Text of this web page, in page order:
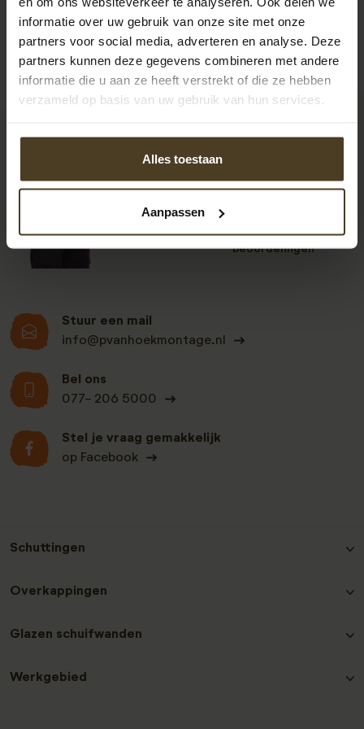
informatie over uw gebruik van onze site met onze
partners voor social media, adverteren en analyse. Deze
partners kunnen deze gegevens combineren met andere
informatie die u aan ze heeft verstrekt of die ze hebben
verzameld op basis van uw gebruik van hun services.
Alles toestaan
Aanpassen
Stuur een mail
info@pvanhoekmontage.nl
Bel ons
077- 206 5000
Stel je vraag gemakkelijk
op Facebook
Klanten beoordelen
ons een: 9 uit de 930
beoordelingen
Schuttingen
Hout-beton schutting Nobifix
Hout-beton schutting Grenen Zwart
Hout-beton schutting Redwood
Overkappingen
Glazen schuifwanden
Werkgebied